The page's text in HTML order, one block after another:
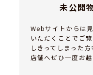
未公開
Webサイトからは
いただくことでご
しきってしまった
店舗へぜひ一度お